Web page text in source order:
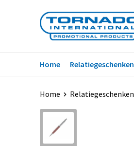
Home Relatiegeschenken
Home Relatiegeschenken